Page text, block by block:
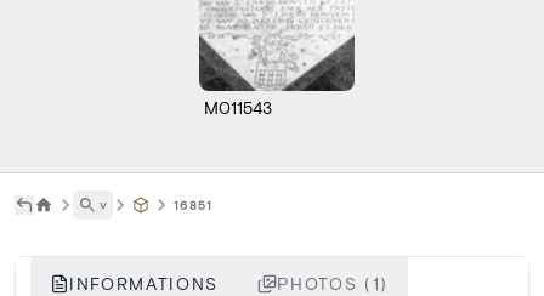
M011543
˅ 16851
INFORMATIONS PHOTOS (1)